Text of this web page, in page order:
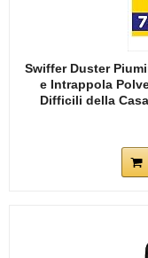
Swiffer Duster
e Intrappola
Difficili della